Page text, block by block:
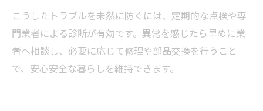
こうしたトラブルを未然に防ぐには、定期的な点検や専
門業者による診断が有効です。異常を感じたら早めに業
者へ相談し、必要に応じて修理や部品交換を行うこと
で、安心安全な暮らしを維持できます。